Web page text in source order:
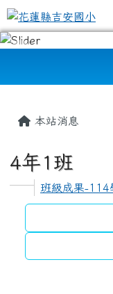
跳至主內容區
花蓮縣吉安
本站消息
4年1班
班級成果-114